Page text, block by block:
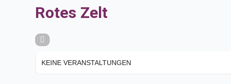
Rotes Zelt
KEINE VERANSTALTUNGEN